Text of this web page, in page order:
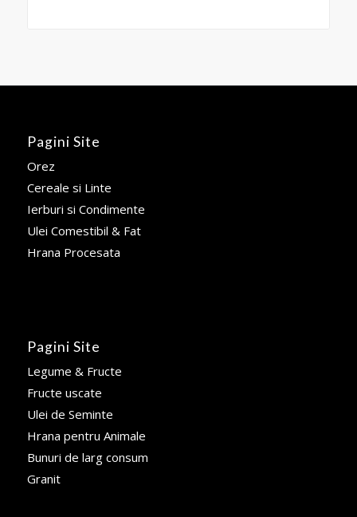
Pagini Site
Orez
Cereale si Linte
Ierburi si Condimente
Ulei Comestibil & Fat
Hrana Procesata
Pagini Site
Legume & Fructe
Fructe uscate
Ulei de Seminte
Hrana pentru Animale
Bunuri de larg consum
Granit